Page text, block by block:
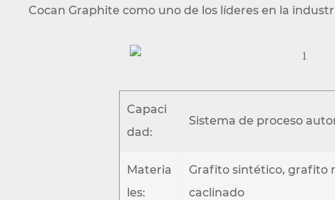
Cocan Graphite como uno de los líderes en la
Capaci
dad:
Sistema de proceso
Materia
les:
Grafito sintético, grafito
caclinado